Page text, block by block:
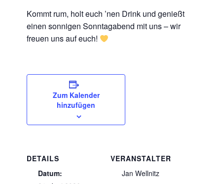
Kommt rum, holt euch ’nen Drink und genießt
einen sonnigen Sonntagabend mit uns – wir
freuen uns auf euch!
Zum Kalender
hinzufügen
DETAILS
Datum:
VERANSTALTER
Jan Wellnitz